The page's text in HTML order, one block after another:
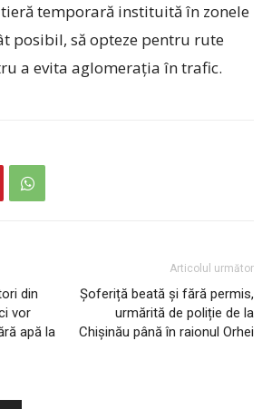
temporară instituită în zonele
posibil, să opteze pentru rute
a evita aglomerația în trafic.
din
vor
apă la
Articolul următor
Șoferiță beată și fără permis,
urmărită de poliție de la
Chișinău până în raionul Orhei